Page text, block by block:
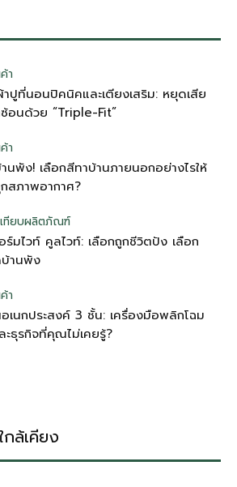
า
าปูที่นอนปิคนิคและเตียงเสริม: หยุดเสีย
ซ้อนด้วย “Triple-Fit”
า
นพัง! เลือกสีทาบ้านภายนอกอย่างไรให้
สภาพอากาศ?
ทียบผลิตภัณฑ์
ร์มไวท์ คูลไวท์: เลือกถูกชีวิตปัง เลือก
านพัง
า
อเนกประสงค์ 3 ชั้น: เครื่องมือพลิกโฉม
ะธุรกิจที่คุณไม่เคยรู้?
กล้เคียง